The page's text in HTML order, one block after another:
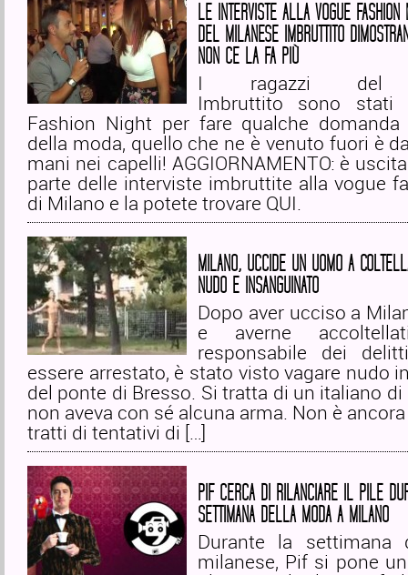
LE INTERVISTE ALLA VOGUE
DEL MILANESE IMBRUTTITO
NON CE LA FA PIÙ
I ragazzi del
Imbruttito sono stati
Fashion Night per fare qualche
della moda, quello che ne è venuto fuori è
mani nei capelli! AGGIORNAMENTO: è
parte delle interviste imbruttite alla vogue
di Milano e la potete trovare QUI.
MILANO, UCCIDE UN UOMO A
NUDO E INSANGUINATO
Dopo aver ucciso a
e averne
responsabile dei
essere arrestato, è stato visto vagare nudo
del ponte di Bresso. Si tratta di un italiano
non aveva con sé alcuna arma. Non è
tratti di tentativi di […]
PIF CERCA DI RILANCIARE IL PILE
SETTIMANA DELLA MODA A MILANO
Durante la settimana
milanese, Pif si pone